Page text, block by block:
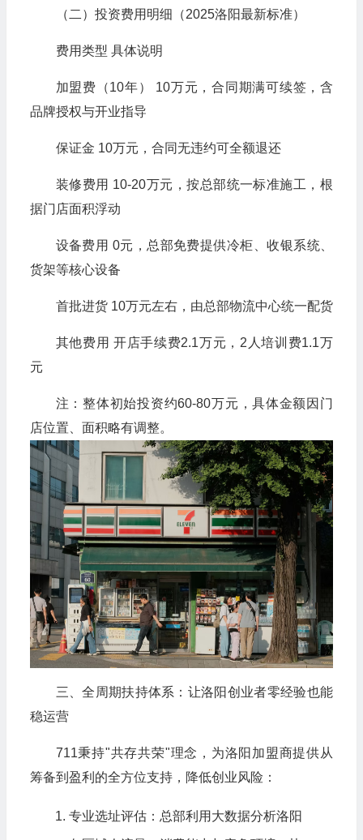
（二）投资费用明细（2025洛阳最新标准）
费用类型 具体说明
加盟费（10年） 10万元，合同期满可续签，含
品牌授权与开业指导
保证金 10万元，合同无违约可全额退还
装修费用 10-20万元，按总部统一标准施工，根
据门店面积浮动
设备费用 0元，总部免费提供冷柜、收银系统、
货架等核心设备
首批进货 10万元左右，由总部物流中心统一配货
其他费用 开店手续费2.1万元，2人培训费1.1万
元
注：整体初始投资约60-80万元，具体金额因门
店位置、面积略有调整。
三、全周期扶持体系：让洛阳创业者零经验也能
稳运营
711秉持"共存共荣"理念，为洛阳加盟商提供从
筹备到盈利的全方位支持，降低创业风险：
专业选址评估：总部利用大数据分析洛阳